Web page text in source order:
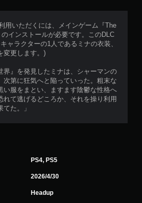
用いただくには、メインゲーム『The
インストールが必要です。このDLC
ャラクターの1人であるミナの衣装、
変更します。)
界』を発見したミナは、シャーマンの
次第に狂気へと陥っていった。粗末な
い服をまとい、ますます陰鬱な性格へ
れて逃げるどころか、それを操り利用
た。」
PS4, PS5
2026/4/30
Headup